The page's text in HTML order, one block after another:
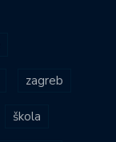
zagreb
škola